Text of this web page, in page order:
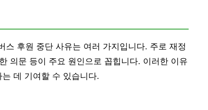
스 후원 중단 사유는 여러 가지입니다. 주로 재정
의문 등이 주요 원인으로 꼽힙니다. 이러한 이유
데 기여할 수 있습니다.